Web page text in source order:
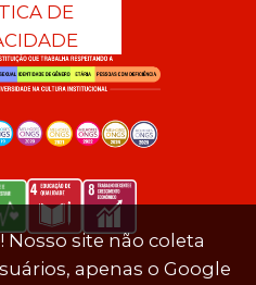
DE
Nosso site não coleta
apenas o Google